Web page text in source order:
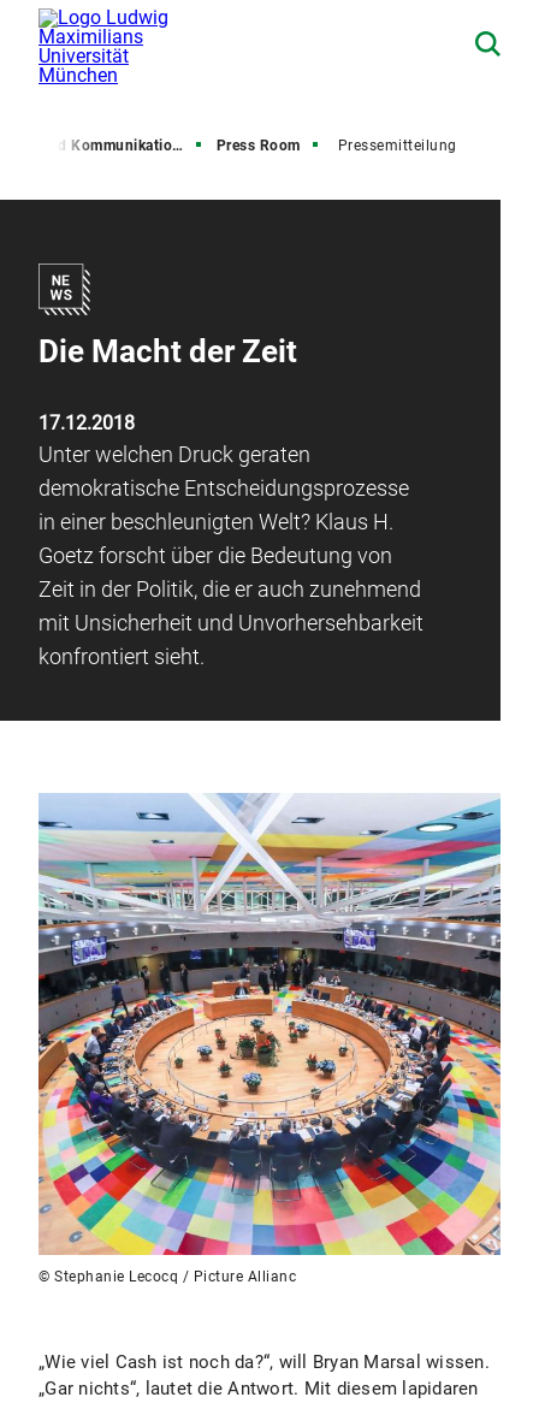
und Kommunikation (PuK) Press Room Pressemitteilung
Die Macht der Zeit
17.12.2018
Unter welchen Druck geraten
demokratische Entscheidungsprozesse
in einer beschleunigten Welt? Klaus H.
Goetz forscht über die Bedeutung von
Zeit in der Politik, die er auch zunehmend
mit Unsicherheit und Unvorhersehbarkeit
konfrontiert sieht.
© Stephanie Lecocq / Picture Allianc
„Wie viel Cash ist noch da?“, will Bryan Marsal wissen.
„Gar nichts“, lautet die Antwort. Mit diesem lapidaren